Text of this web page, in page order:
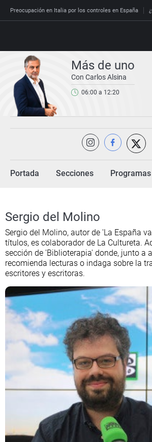
Preocupación en Italia por los controles en España
Directo
Programas
Podcast
España
Deportes
El tiempo
Más de uno
Con Carlos Alsina
06:00 a 12:20
Portada Secciones
Sergio del Molino
Sergio del Molino, autor de 'La España
títulos, es colaborador de La Cultureta.
sección de 'Biblioterapia' donde, junto a
recomienda lecturas o indaga sobre la
escritores y escritoras.